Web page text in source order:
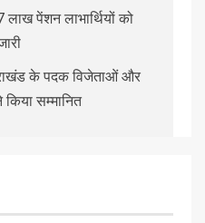
लाख पेंशन लाभार्थियों को
के पदक विजेताओं और
किया सम्मानित